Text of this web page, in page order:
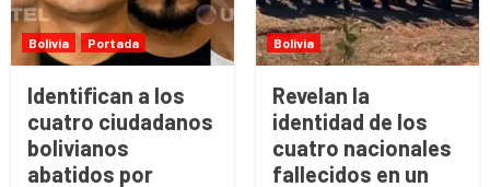
Bolivia Portada
Identifican a los
cuatro ciudadanos
bolivianos
abatidos por
Bolivia
Revelan la
identidad de los
cuatro nacionales
fallecidos en un